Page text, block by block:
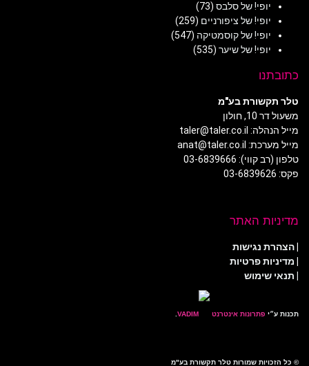
יופי! של סלבס (73)
יופי! של ציפורניים (259)
יופי! של קוסמטיקה (547)
יופי! של שיער (535)
כתובתנו
טלר תקשורת בע"מ
משעול דר 10, חולון
מייל הנהלה: taler@taler.co.il
מייל מערכת: anat@taler.co.il
טלפון (רב קווי): 03-6839666
פקס: 03-6839626
מדיניות האתר
הצהרת נגישות
מדיניות פרטיות
| תנאי שימוש
תכנות ע״י פתרונות אינטרנט
© כל הזכויות שמורות טלר תקשורת בע"מ